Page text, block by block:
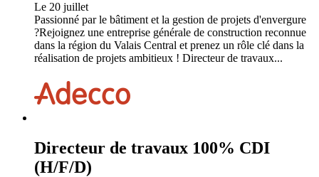
Le 20 juillet
Passionné par le bâtiment et la gestion de projets d'envergure
?Rejoignez une entreprise générale de construction reconnue
dans la région du Valais Central et prenez un rôle clé dans la
réalisation de projets ambitieux ! Directeur de travaux...
Directeur de travaux 100% CDI
(H/F/D)